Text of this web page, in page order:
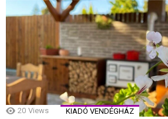
20 Views KIADÓ VENDÉGHÁZ